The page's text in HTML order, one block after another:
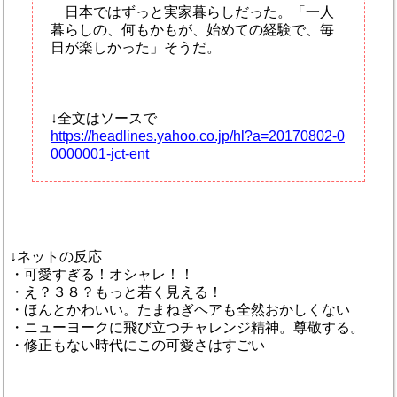
日本ではずっと実家暮らしだった。「一人
暮らしの、何もかもが、始めての経験で、毎
日が楽しかった」そうだ。
↓全文はソースで
https://headlines.yahoo.co.jp/hl?a=20170802-0
0000001-jct-ent
↓ネットの反応
・可愛すぎる！オシャレ！！
・え？３８？もっと若く見える！
・ほんとかわいい。たまねぎヘアも全然おかしくない
・ニューヨークに飛び立つチャレンジ精神。尊敬する。
・修正もない時代にこの可愛さはすごい